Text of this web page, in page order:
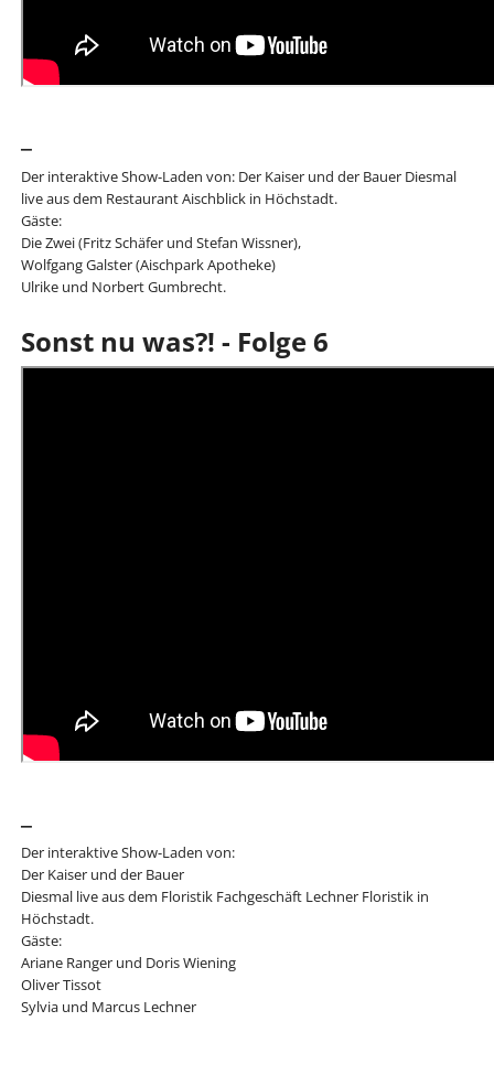
Der interaktive Show-Laden von: Der Kaiser und der Bauer Diesmal
live aus dem Restaurant Aischblick in Höchstadt.
Gäste:
Die Zwei (Fritz Schäfer und Stefan Wissner),
Wolfgang Galster (Aischpark Apotheke)
Ulrike und Norbert Gumbrecht.
Sonst nu was?! - Folge 6
Der interaktive Show-Laden von:
Der Kaiser und der Bauer
Diesmal live aus dem Floristik Fachgeschäft Lechner Floristik in
Höchstadt.
Gäste:
Ariane Ranger und Doris Wiening
Oliver Tissot
Sylvia und Marcus Lechner